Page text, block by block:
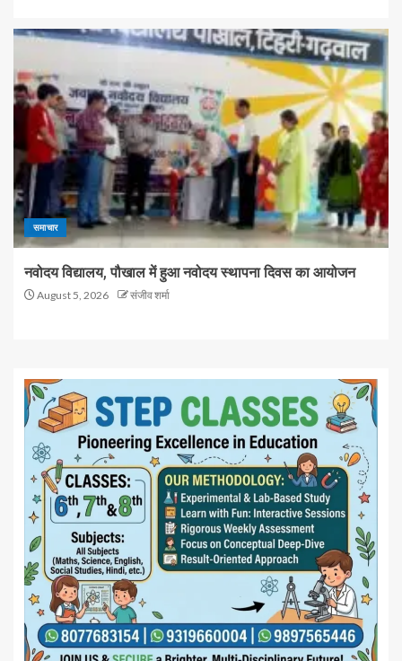
समाचार
नवोदय विद्यालय, पौखाल में हुआ नवोदय स्थापना दिवस का आयोजन
August 5, 2026 संजीव शर्मा